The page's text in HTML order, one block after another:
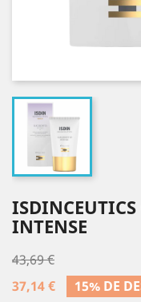
INTENSE
43,69 €
37,14 €
15% DE